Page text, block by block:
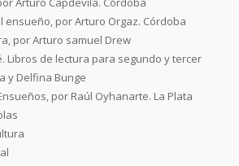
ensueño, por Arturo Orgaz. Córdoba
por Arturo samuel Drew
Libros de lectura para segundo y tercer
y Delfina Bunge
por Raúl Oyhanarte. La Plata